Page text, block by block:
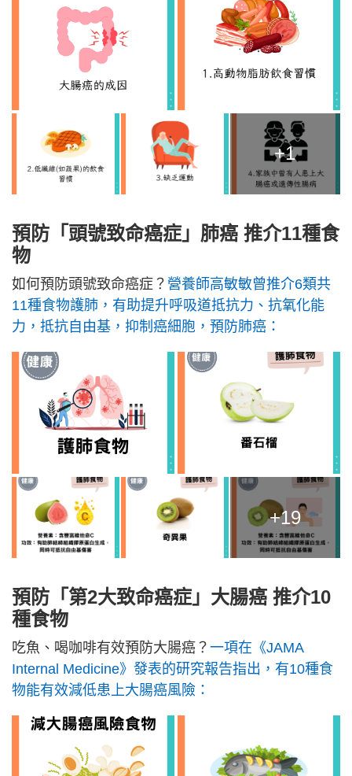
+1
預防「頭號致命癌症」肺癌 推介11種食
物
如何預防頭號致命癌症？ 營養師高敏敏曾推介6類共
11種食物護肺，有助提升呼吸道抵抗力、抗氧化能
力，抵抗自由基，抑制癌細胞，預防肺癌：
+19
預防「第2大致命癌症」大腸癌 推介10
種食物
吃魚、喝咖啡有效預防大腸癌？ 一項在《JAMA
Internal Medicine》發表的研究報告指出，有10種食
物能有效減低患上大腸癌風險：